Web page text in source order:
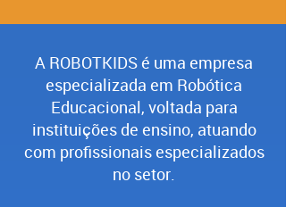
A ROBOTKIDS é uma empresa
especializada em Robótica
Educacional, voltada para
instituições de ensino, atuando
com profissionais especializados
no setor.